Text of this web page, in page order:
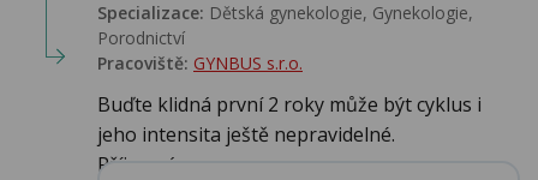
Specializace: Dětská gynekologie, Gynekologie,
Porodnictví
Pracoviště: GYNBUS s.r.o.
Buďte klidná první 2 roky může být cyklus i
jeho intensita ještě nepravidelné.
Příjemný...